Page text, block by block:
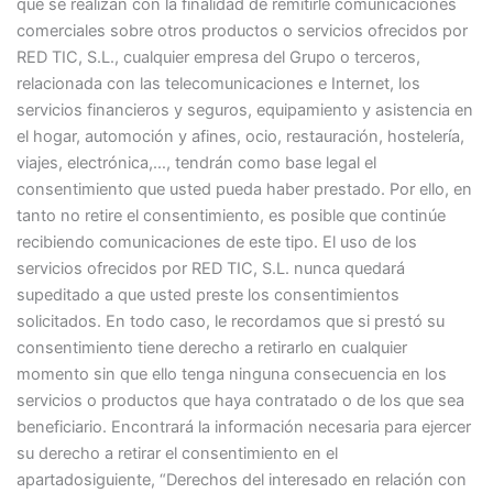
que se realizan con la finalidad de remitirle comunicaciones
comerciales sobre otros productos o servicios ofrecidos por
RED TIC, S.L., cualquier empresa del Grupo o terceros,
relacionada con las telecomunicaciones e Internet, los
servicios financieros y seguros, equipamiento y asistencia en
el hogar, automoción y afines, ocio, restauración, hostelería,
viajes, electrónica,…, tendrán como base legal el
consentimiento que usted pueda haber prestado. Por ello, en
tanto no retire el consentimiento, es posible que continúe
recibiendo comunicaciones de este tipo. El uso de los
servicios ofrecidos por RED TIC, S.L. nunca quedará
supeditado a que usted preste los consentimientos
solicitados. En todo caso, le recordamos que si prestó su
consentimiento tiene derecho a retirarlo en cualquier
momento sin que ello tenga ninguna consecuencia en los
servicios o productos que haya contratado o de los que sea
beneficiario. Encontrará la información necesaria para ejercer
su derecho a retirar el consentimiento en el
apartadosiguiente, “Derechos del interesado en relación con